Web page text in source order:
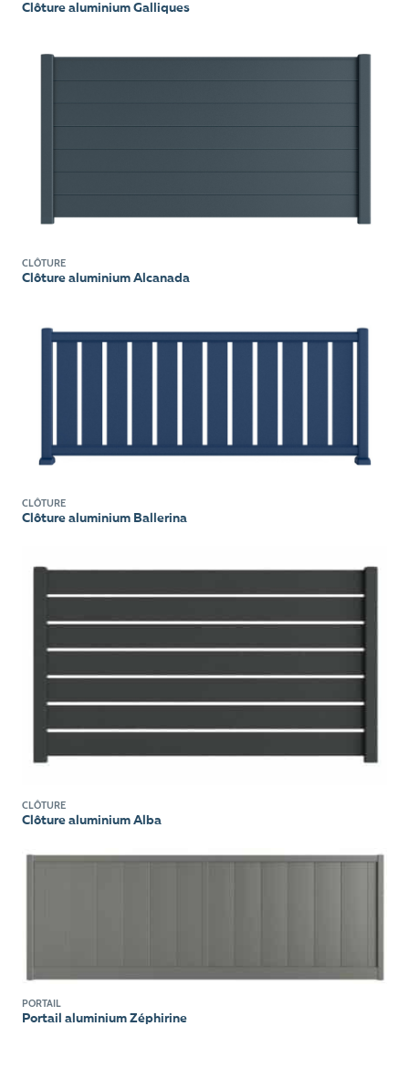
Clôture aluminium Galliques
CLÔTURE
Clôture aluminium Alcanada
CLÔTURE
Clôture aluminium Ballerina
CLÔTURE
Clôture aluminium Alba
PORTAIL
Portail aluminium Zéphirine